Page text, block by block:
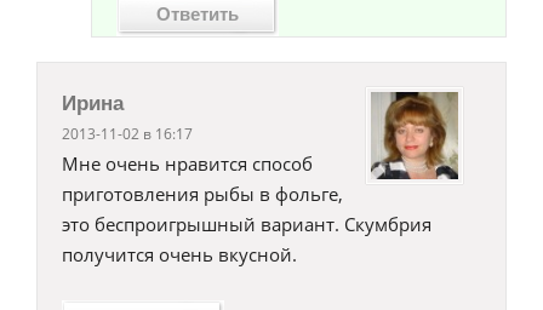
Ответить
Ирина
2013-11-02 в 16:17
Мне очень нравится способ
приготовления рыбы в фольге,
это беспроигрышный вариант. Скумбрия
получится очень вкусной.